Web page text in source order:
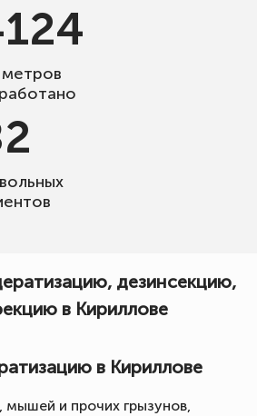
метров
дезинсекцию,
в Кириллове
в Кириллове
мышей и прочих грызунов,